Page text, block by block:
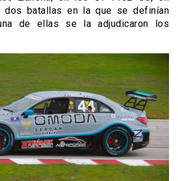
dos batallas en la que se definían
de ellas se la adjudicaron los